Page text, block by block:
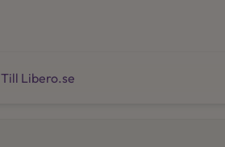
Till Libero.se
Öppnas i en ny flik